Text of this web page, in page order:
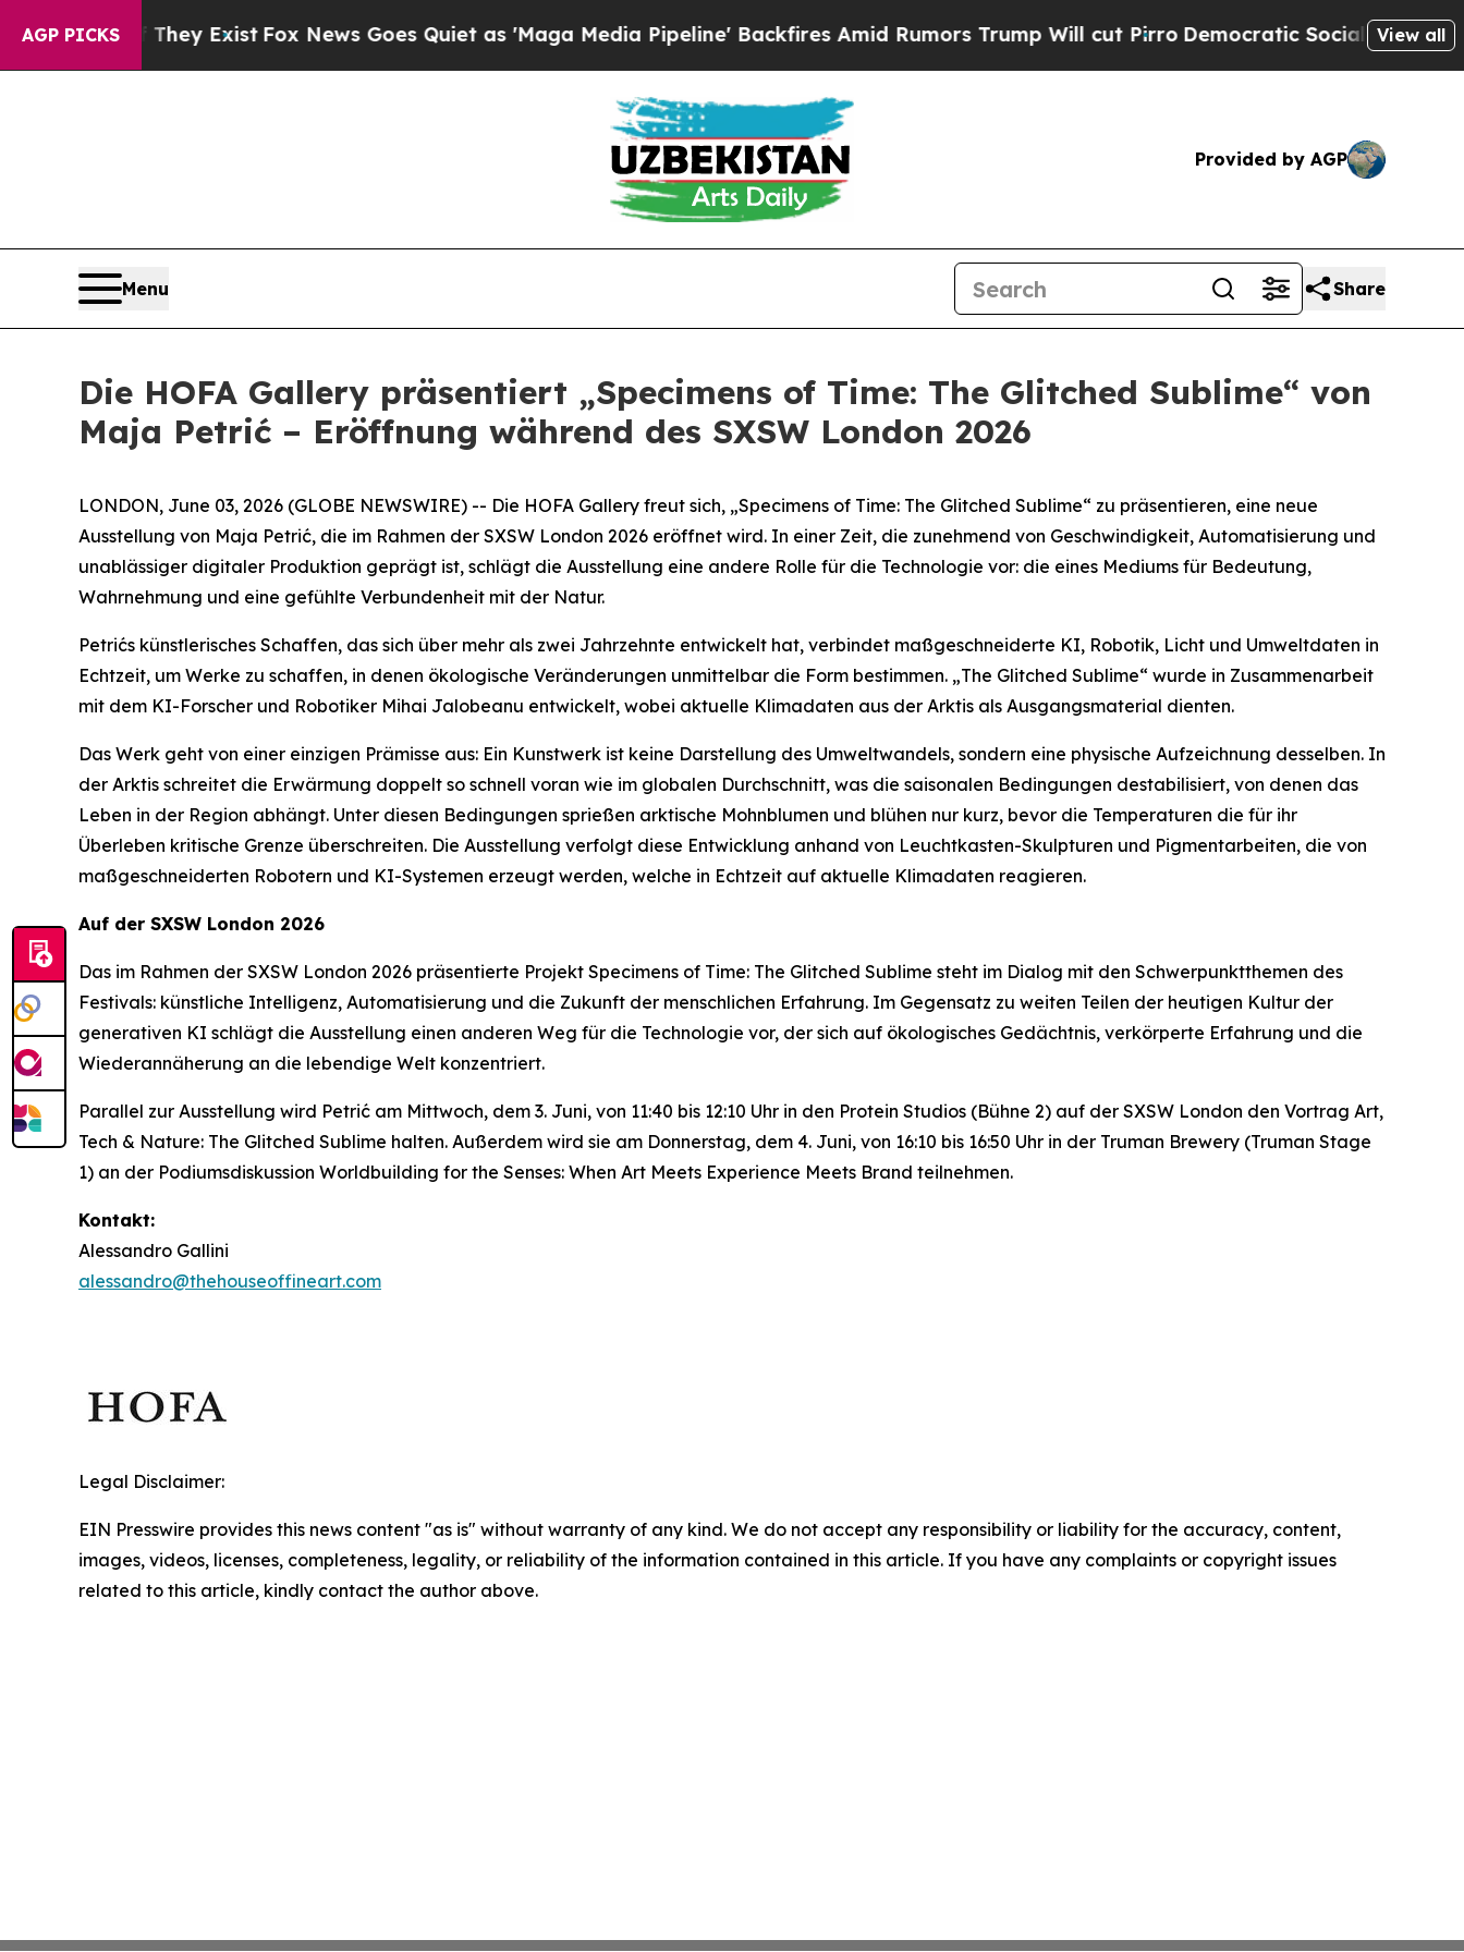
AGP PICKS
Proof They ExistFox News Goes Quiet as 'Maga Media Pipeline' Backfires Amid Rumors Trump Will cut PirroDemocratic Socialists of America
View all
Provided by AGP
Menu Share
Die HOFA Gallery präsentiert „Specimens of Time: The Glitched Sublime“ von
Maja Petrić – Eröffnung während des SXSW London 2026
LONDON, June 03, 2026 (GLOBE NEWSWIRE) -- Die HOFA Gallery freut sich, „Specimens of Time: The Glitched Sublime“ zu präsentieren, eine neue
Ausstellung von Maja Petrić, die im Rahmen der SXSW London 2026 eröffnet wird. In einer Zeit, die zunehmend von Geschwindigkeit, Automatisierung und
unablässiger digitaler Produktion geprägt ist, schlägt die Ausstellung eine andere Rolle für die Technologie vor: die eines Mediums für Bedeutung,
Wahrnehmung und eine gefühlte Verbundenheit mit der Natur.
Petrićs künstlerisches Schaffen, das sich über mehr als zwei Jahrzehnte entwickelt hat, verbindet maßgeschneiderte KI, Robotik, Licht und Umweltdaten in
Echtzeit, um Werke zu schaffen, in denen ökologische Veränderungen unmittelbar die Form bestimmen. „The Glitched Sublime“ wurde in Zusammenarbeit
mit dem KI-Forscher und Robotiker Mihai Jalobeanu entwickelt, wobei aktuelle Klimadaten aus der Arktis als Ausgangsmaterial dienten.
Das Werk geht von einer einzigen Prämisse aus: Ein Kunstwerk ist keine Darstellung des Umweltwandels, sondern eine physische Aufzeichnung desselben. In
der Arktis schreitet die Erwärmung doppelt so schnell voran wie im globalen Durchschnitt, was die saisonalen Bedingungen destabilisiert, von denen das
Leben in der Region abhängt. Unter diesen Bedingungen sprießen arktische Mohnblumen und blühen nur kurz, bevor die Temperaturen die für ihr
Überleben kritische Grenze überschreiten. Die Ausstellung verfolgt diese Entwicklung anhand von Leuchtkasten-Skulpturen und Pigmentarbeiten, die von
maßgeschneiderten Robotern und KI-Systemen erzeugt werden, welche in Echtzeit auf aktuelle Klimadaten reagieren.
Auf der SXSW London 2026
Das im Rahmen der SXSW London 2026 präsentierte Projekt Specimens of Time: The Glitched Sublime steht im Dialog mit den Schwerpunktthemen des
Festivals: künstliche Intelligenz, Automatisierung und die Zukunft der menschlichen Erfahrung. Im Gegensatz zu weiten Teilen der heutigen Kultur der
generativen KI schlägt die Ausstellung einen anderen Weg für die Technologie vor, der sich auf ökologisches Gedächtnis, verkörperte Erfahrung und die
Wiederannäherung an die lebendige Welt konzentriert.
Parallel zur Ausstellung wird Petrić am Mittwoch, dem 3. Juni, von 11:40 bis 12:10 Uhr in den Protein Studios (Bühne 2) auf der SXSW London den Vortrag Art,
Tech & Nature: The Glitched Sublime halten. Außerdem wird sie am Donnerstag, dem 4. Juni, von 16:10 bis 16:50 Uhr in der Truman Brewery (Truman Stage
1) an der Podiumsdiskussion Worldbuilding for the Senses: When Art Meets Experience Meets Brand teilnehmen.
Kontakt:
Alessandro Gallini
alessandro@thehouseoffineart.com
Legal Disclaimer:
EIN Presswire provides this news content "as is" without warranty of any kind. We do not accept any responsibility or liability for the accuracy, content,
images, videos, licenses, completeness, legality, or reliability of the information contained in this article. If you have any complaints or copyright issues
related to this article, kindly contact the author above.